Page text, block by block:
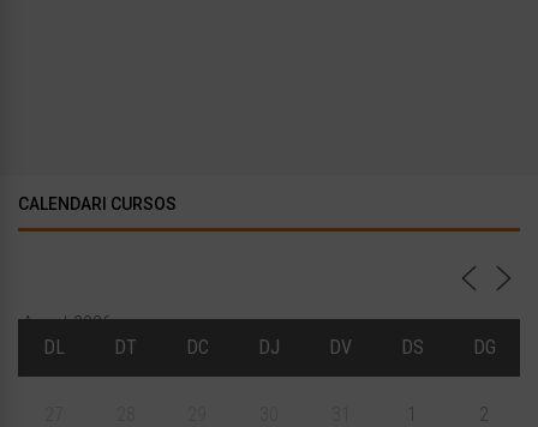
CALENDARI CURSOS
Agost 2026
DL
DT DC DJ DV DS DG
1 2